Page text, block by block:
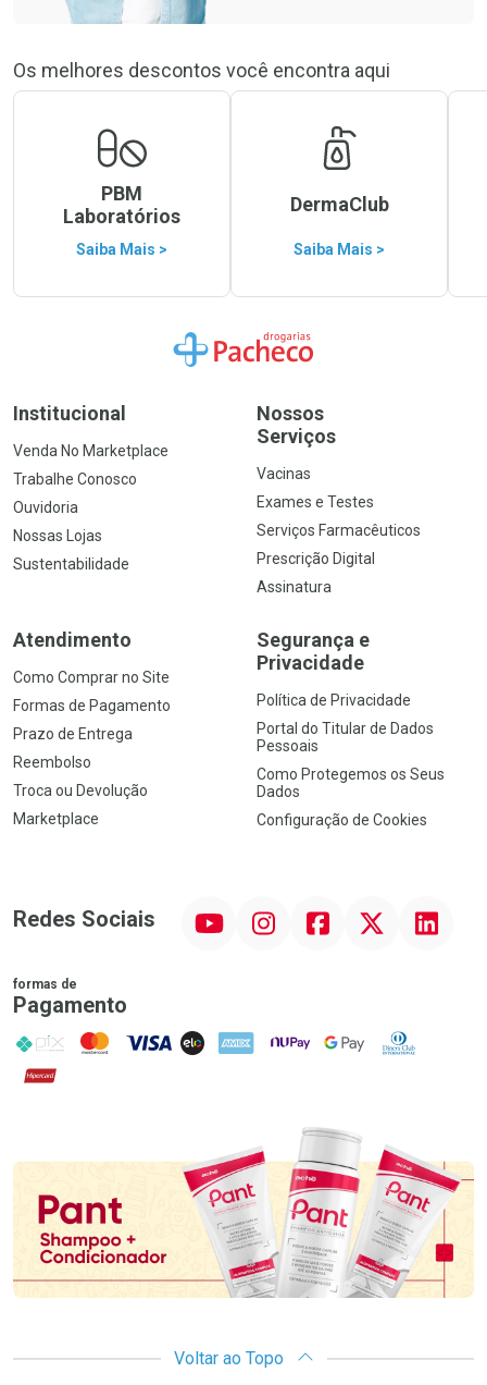
Os melhores descontos você encontra aqui
PBM
Laboratórios
Saiba Mais >
DermaClub
Saiba Mais >
Ir para a Home
Institucional
Venda No Marketplace
Trabalhe Conosco
Ouvidoria
Nossas Lojas
Sustentabilidade
Nossos
Serviços
Vacinas
Exames e Testes
Serviços Farmacêuticos
Prescrição Digital
Assinatura
Atendimento
Como Comprar no Site
Formas de Pagamento
Prazo de Entrega
Reembolso
Troca ou Devolução
Marketplace
Segurança e
Privacidade
Política de Privacidade
Portal do Titular de Dados
Pessoais
Como Protegemos os Seus
Dados
Configuração de Cookies
Redes Sociais InstagramFacebookTwitter Linkedin
formas de
Pagamento
PIX MasterCard
VISA ELO AMEX NuPay Google PayDiners Club
Hipercard
Promoção em Destaque
Voltar ao Topo